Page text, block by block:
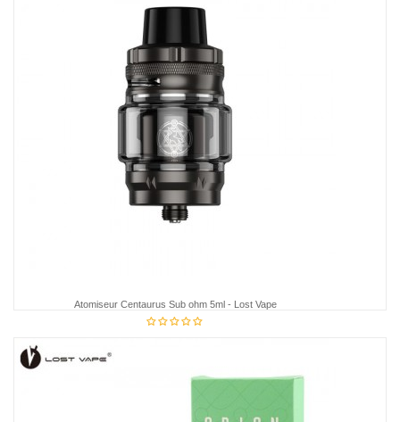
Atomiseur Centaurus Sub ohm 5ml - Lost Vape